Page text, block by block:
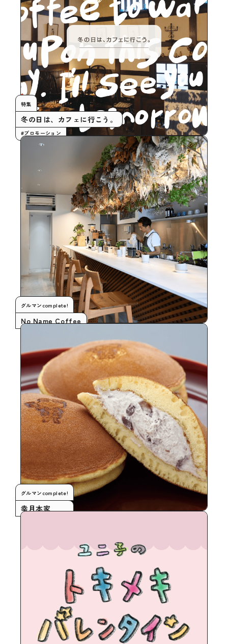
特集
冬の日は、カフェに行こう。
#プロモーション
グルマンcomplete!
No Name Coffee
グルマンcomplete!
幸月本家